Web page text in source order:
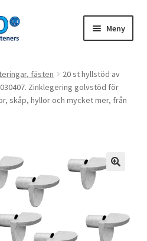
Meny
fästen
20 st hyllstöd av
Zinklegering golvstöd för
skåp, hyllor och mycket mer, från